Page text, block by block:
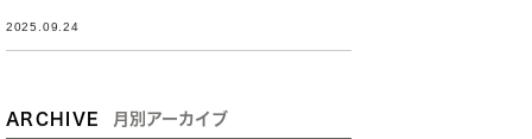
2025.09.24
ARCHIVE 月別アーカイブ